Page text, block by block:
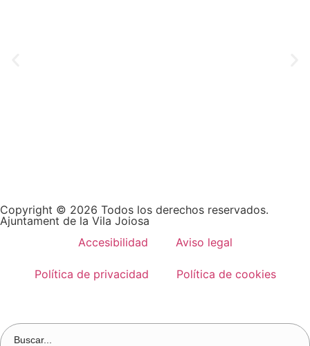
Copyright © 2026 Todos los derechos reservados.
Ajuntament de la Vila Joiosa
Accesibilidad
Aviso legal
Política de privacidad Política de cookies